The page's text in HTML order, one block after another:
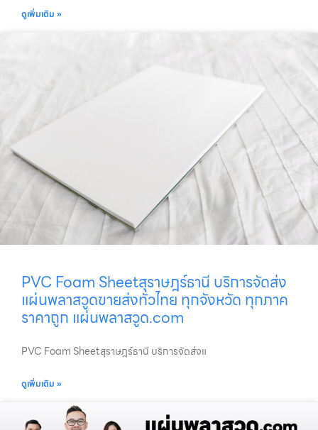
ดูเพิ่มเติม »
PVC Foam Sheetสุราษฎร์ธานี บริการจัดส่ง
แผ่นพลาสวูดขายส่งทั่วไทย ทุกจังหวัด ทุกภาค
ราคาถูก แผ่นพลาสวูด.com
PVC Foam Sheetสุราษฎร์ธานี บริการจัดส่งแ
ดูเพิ่มเติม »